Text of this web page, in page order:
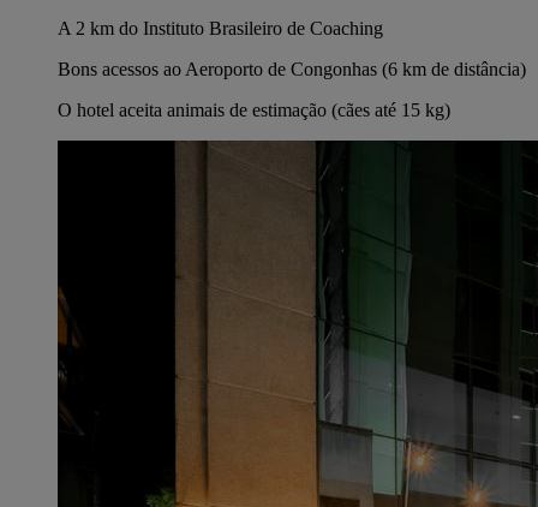
A 2 km do Instituto Brasileiro de Coaching
Bons acessos ao Aeroporto de Congonhas (6 km de distância)
O hotel aceita animais de estimação (cães até 15 kg)